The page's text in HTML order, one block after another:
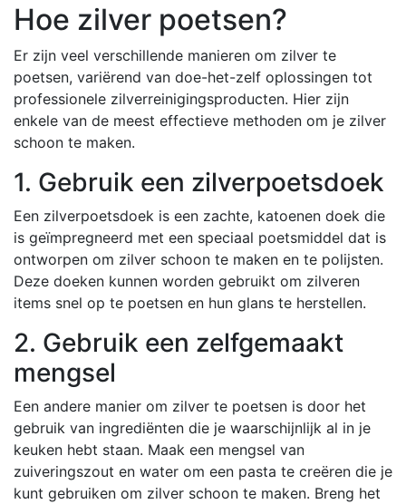
Hoe zilver poetsen?
Er zijn veel verschillende manieren om zilver te
poetsen, variërend van doe-het-zelf oplossingen tot
professionele zilverreinigingsproducten. Hier zijn
enkele van de meest effectieve methoden om je zilver
schoon te maken.
1. Gebruik een zilverpoetsdoek
Een zilverpoetsdoek is een zachte, katoenen doek die
is geïmpregneerd met een speciaal poetsmiddel dat is
ontworpen om zilver schoon te maken en te polijsten.
Deze doeken kunnen worden gebruikt om zilveren
items snel op te poetsen en hun glans te herstellen.
2. Gebruik een zelfgemaakt
mengsel
Een andere manier om zilver te poetsen is door het
gebruik van ingrediënten die je waarschijnlijk al in je
keuken hebt staan. Maak een mengsel van
zuiveringszout en water om een ​​pasta te creëren die je
kunt gebruiken om zilver schoon te maken. Breng het